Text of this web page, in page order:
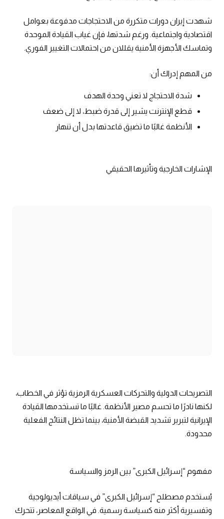
شهدت إيران دورات متكررة من الاحتجاجات مدفوعة بعوامل
اقتصادية واجتماعية. ورغم شدتها، فإن غياب القيادة الموحدة
وتماسك الأجهزة الأمنية يقللان من احتمالات التغيير الفوري.
من المهم إدراك أن:
شدة الاحتجاج لا تعني وحدة الهدف
قطع الإنترنت يشير إلى قدرة ضبط، لا إلى ضعف
الأنظمة غالبًا ما تضيق قاعدتها بدل أن تنهار
الإشارات الخارجية وتأثيرها الحقيقي
التصريحات الدولية والتحركات العسكرية الرمزية تؤثر في الخطاب،
لكنها نادرًا ما تحسم مصير الأنظمة. غالبًا ما تستخدمها القيادة
الإيرانية لتبرير تشديد القبضة الأمنية، بينما تظل النتائج الفعلية
محدودة.
مفهوم “إسرائيل الكبرى” بين الرمز والسياسة
يُستخدم مصطلح “إسرائيل الكبرى” في سياقات أيديولوجية
وتفسيرية أكثر منه كسياسة رسمية. في الواقع المعاصر، تتحرك